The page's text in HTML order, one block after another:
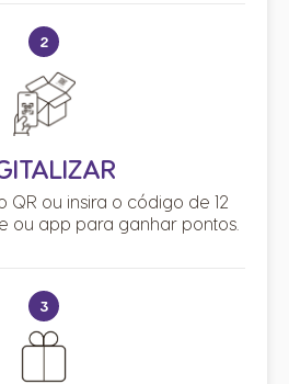
2
QR ou insira o código de 12
ou app para ganhar pontos.
3